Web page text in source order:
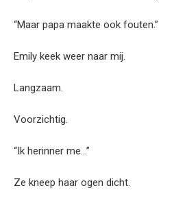
“Maar papa maakte ook fouten.”
Emily keek weer naar mij.
Langzaam.
Voorzichtig.
“Ik herinner me…”
Ze kneep haar ogen dicht.